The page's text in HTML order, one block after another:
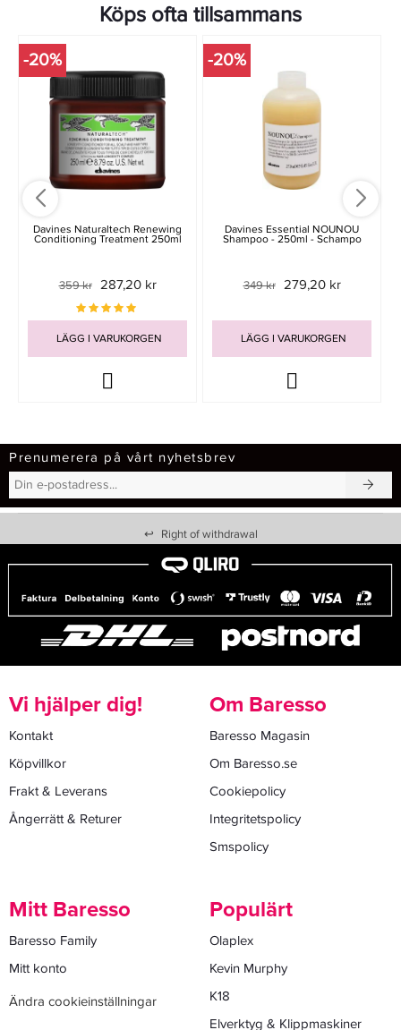
Köps ofta tillsammans
-20%
Davines Naturaltech Renewing
Conditioning Treatment 250ml
359 kr 287,20 kr
LÄGG I VARUKORGEN
-20%
Davines Essential NOUNOU
Shampoo - 250ml - Schampo
349 kr 279,20 kr
LÄGG I VARUKORGEN
Prenumerera på vårt nyhetsbrev
↩ Right of withdrawal
Vi hjälper dig!
Kontakt
Köpvillkor
Frakt & Leverans
Ångerrätt & Returer
Om Baresso
Baresso Magasin
Om Baresso.se
Cookiepolicy
Integritetspolicy
Smspolicy
Mitt Baresso
Baresso Family
Mitt konto
Ändra cookieinställningar
Populärt
Olaplex
Kevin Murphy
K18
Elverktyg & Klippmaskiner